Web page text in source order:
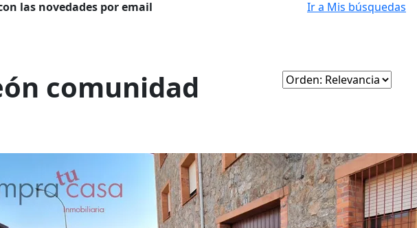
las novedades por email Ir a Mis búsquedas
comunidad